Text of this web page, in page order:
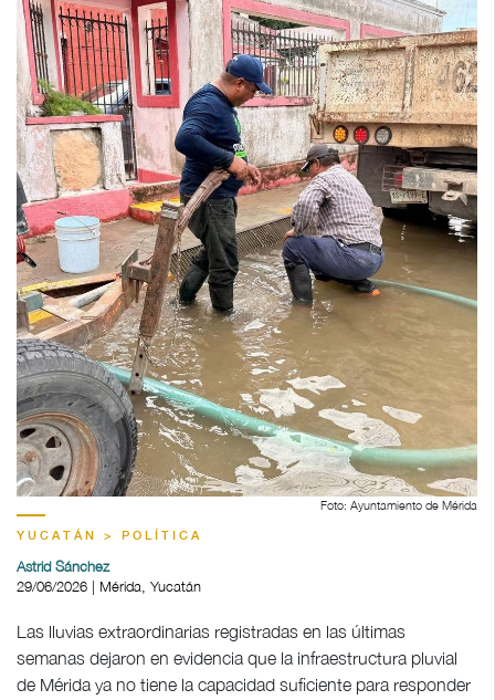
Foto: Ayuntamiento de Mérida
YUCATÁN > POLÍTICA
Astrid Sánchez
29/06/2026 | Mérida, Yucatán
Las lluvias extraordinarias registradas en las últimas
semanas dejaron en evidencia que la infraestructura pluvial
de Mérida ya no tiene la capacidad suficiente para responder